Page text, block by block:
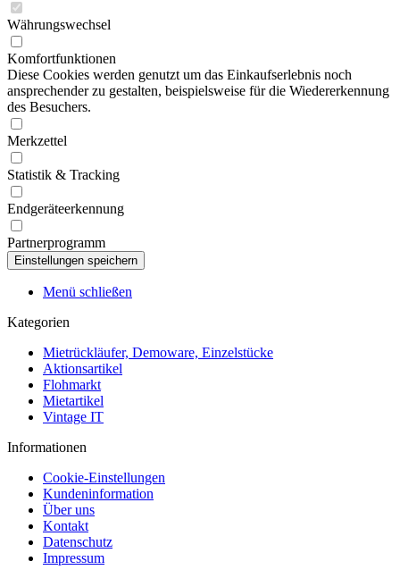
Währungswechsel
Komfortfunktionen
Diese Cookies werden genutzt um das Einkaufserlebnis noch
ansprechender zu gestalten, beispielsweise für die Wiedererkennung
des Besuchers.
Merkzettel
Statistik & Tracking
Endgeräteerkennung
Partnerprogramm
Menü schließen
Kategorien
Mietrückläufer, Demoware, Einzelstücke
Aktionsartikel
Flohmarkt
Mietartikel
Vintage IT
Informationen
Cookie-Einstellungen
Kundeninformation
Über uns
Kontakt
Datenschutz
Impressum